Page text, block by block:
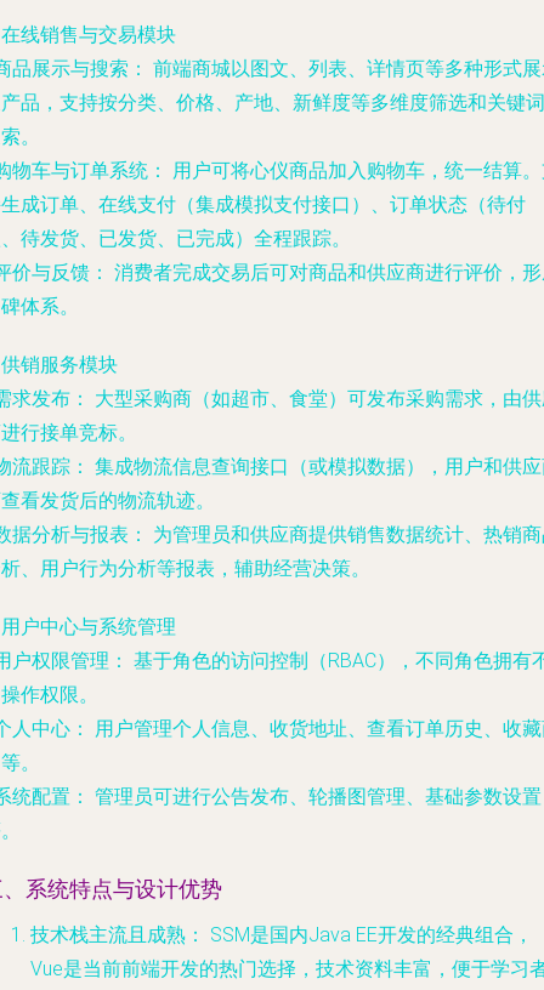
线销售与交易模块
品展示与搜索： 前端商城以图文、列表、详情页等多种形式
品，支持按分类、价格、产地、新鲜度等多维度筛选和关键词
。
物车与订单系统：
用户可将心仪商品加入购物车，统一结算
成订单、在线支付（集成模拟支付接口）、订单状态（待付
待发货、已发货、已完成）全程跟踪。
价与反馈： 消费者完成交易后可对商品和供应商进行评价，
体系。
销服务模块
求发布：
大型采购商（如超市、食堂）可发布采购需求，由
行接单竞标。
流跟踪： 集成物流信息查询接口（或模拟数据），用户和供
看发货后的物流轨迹。
据分析与报表：
为管理员和供应商提供销售数据统计、热销
、用户行为分析等报表，辅助经营决策。
户中心与系统管理
户权限管理： 基于角色的访问控制（RBAC），不同角色拥有
作权限。
人中心：
用户管理个人信息、收货地址、查看订单历史、收
。
统配置： 管理员可进行公告发布、轮播图管理、基础参数设置
系统特点与设计优势
技术栈主流且成熟：
SSM是国内Java EE开发的经典组合，
Vue是当前前端开发的热门选择，技术资料丰富，便于学习